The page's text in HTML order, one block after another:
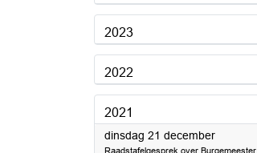
2023
2022
2021
dinsdag 21 december2021
Raadstafelgesprek over Burgemeester